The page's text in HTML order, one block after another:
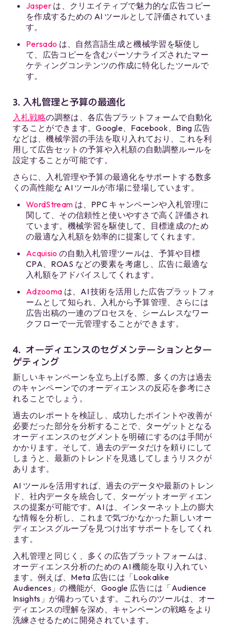
Jasperは、クリエイティブで魅力的な広告コピー
を作成するための AI ツールとして評価されていま
す。
Persado は、自然言語生成と機械学習を駆使し
て、広告コピーを含むパーソナライズされたマー
ケティングコンテンツの作成に特化したツールで
す。
3. 入札管理と予算の最適化
入札戦略の調整は、各広告プラットフォームで自動化
することができます。Google、Facebook、Bing 広告
などは、機械学習の手法を取り入れており、これを利
用して広告セットの予算や入札額の自動調整ルールを
設定することが可能です。
さらに、入札管理や予算の最適化をサポートする数多
くの高性能な AI ツールが市場に登場しています。
WordStream は、PPC キャンペーンや入札管理に
関して、その信頼性と使いやすさで高く評価され
ています。機械学習を駆使して、目標達成のため
の最適な入札額を効率的に提案してくれます。
Acquisio の自動入札管理ツールは、予算や目標
CPA、ROAS などの要素を考慮し、広告に最適な
入札額をアドバイスしてくれます。
Adzooma は、AI 技術を活用した広告プラットフォ
ームとして知られ、入札から予算管理、さらには
広告出稿の一連のプロセスを、シームレスなワー
クフローで一元管理することができます。
4. オーディエンスのセグメンテーションとター
ゲティング
新しいキャンペーンを立ち上げる際、多くの方は過去
のキャンペーンでのオーディエンスの反応を参考にさ
れることでしょう。
過去のレポートを検証し、成功したポイントや改善が
必要だった部分を分析することで、ターゲットとなる
オーディエンスのセグメントを明確にするのは手間が
かかります。そして、過去のデータだけを頼りにして
しまうと、最新のトレンドを見逃してしまうリスクが
あります。
AI ツールを活用すれば、過去のデータや最新のトレン
ド、社内データを統合して、ターゲットオーディエン
スの提案が可能です。AI は、インターネット上の膨大
な情報を分析し、これまで気づかなかった新しいオー
ディエンスグループを見つけ出すサポートをしてくれ
ます。
入札管理と同じく、多くの広告プラットフォームは、
オーディエンス分析のための AI 機能を取り入れてい
ます。例えば、Meta 広告には「Lookalike
Audiences」の機能が、Google 広告には「Audience
Insights」が備わっています。これらのツールは、オー
ディエンスの理解を深め、キャンペーンの戦略をより
洗練させるために開発されています。